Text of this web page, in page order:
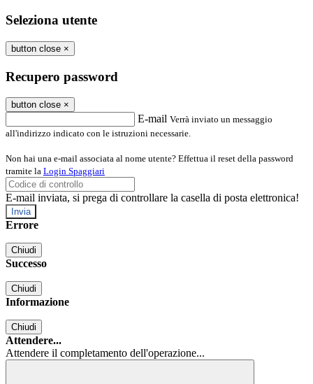
Seleziona utente
button close ×
Recupero password
button close ×
E-mail Verrà inviato un messaggio
all'indirizzo indicato con le istruzioni necessarie.
Non hai una e-mail associata al nome utente? Effettua il reset della password
tramite la Login Spaggiari
E-mail inviata, si prega di controllare la casella di posta elettronica!
Errore
Chiudi
Successo
Chiudi
Informazione
Chiudi
Attendere...
Attendere il completamento dell'operazione...